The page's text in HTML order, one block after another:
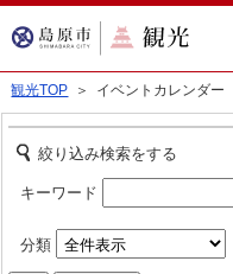
観光TOP ＞ イベントカレンダー
絞り込み検索をする
キーワード
分類